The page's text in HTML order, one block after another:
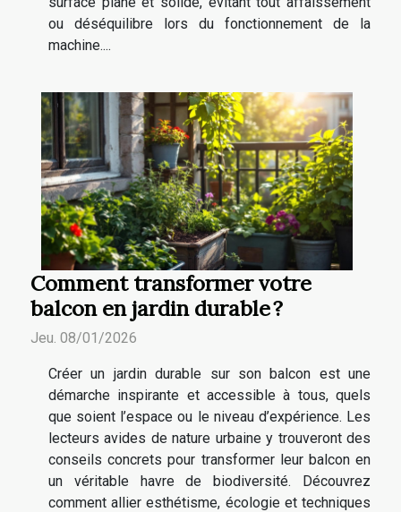
ou déséquilibre lors du fonctionnement de la
machine....
Comment transformer votre
balcon en jardin durable ?
Jeu. 08/01/2026
Créer un jardin durable sur son balcon est une
démarche inspirante et accessible à tous, quels
que soient l’espace ou le niveau d’expérience. Les
lecteurs avides de nature urbaine y trouveront des
conseils concrets pour transformer leur balcon en
un véritable havre de biodiversité. Découvrez
comment allier esthétisme, écologie et techniques